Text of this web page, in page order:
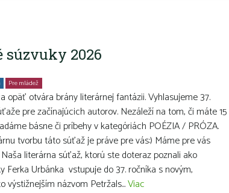
súzvuky 2026
Pre mládež
opäť otvára brány literárnej fantázii. Vyhlasujeme 37.
pre začínajúcich autorov. Nezáleží na tom, či máte 15
básne či príbehy v kategóriách POÉZIA / PRÓZA.
tvorbu táto súťaž je práve pre vás:) Máme pre vás
literárna súťaž, ktorú ste doteraz poznali ako
Ferka Urbánka vstupuje do 37. ročníka s novým,
výstižnejším názvom Petržals...Viac